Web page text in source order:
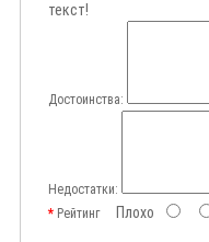
текст!
Достоинства:
Недостатки:
РейтингПлохо